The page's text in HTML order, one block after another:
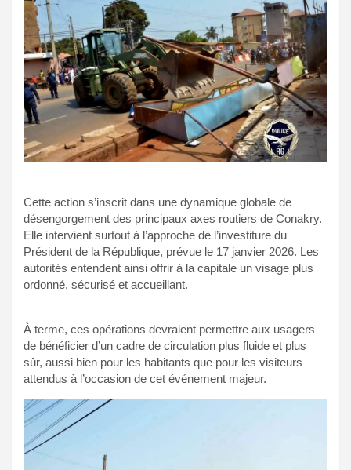
Cette action s’inscrit dans une dynamique globale de
désengorgement des principaux axes routiers de Conakry.
Elle intervient surtout à l’approche de l’investiture du
Président de la République, prévue le 17 janvier 2026. Les
autorités entendent ainsi offrir à la capitale un visage plus
ordonné, sécurisé et accueillant.
À terme, ces opérations devraient permettre aux usagers
de bénéficier d’un cadre de circulation plus fluide et plus
sûr, aussi bien pour les habitants que pour les visiteurs
attendus à l’occasion de cet événement majeur.